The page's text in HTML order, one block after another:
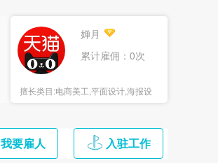
婵月
累计雇佣：0次
擅长类目:电商美工,平面设计,海报设
计,3D设计
我要雇人 入驻工作